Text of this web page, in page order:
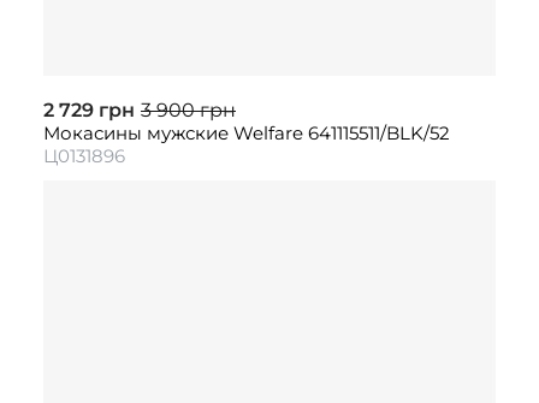
2 729 грн 3 900 грн
Мокасины мужские Welfare 641115511/BLK/52
Ц0131896